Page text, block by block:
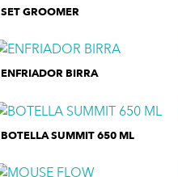
SET GROOMER
ENFRIADOR BIRRA
BOTELLA SUMMIT 650 ML